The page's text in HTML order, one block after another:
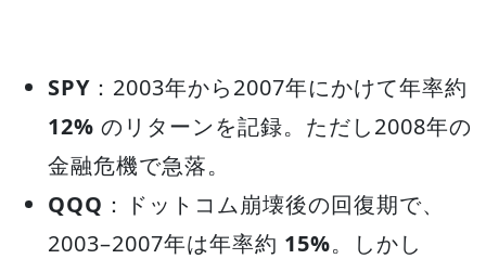
SPY ：2003年から2007年にかけて年率約
12% のリターンを記録。ただし2008年の
金融危機で急落。
QQQ ：ドットコム崩壊後の回復期で、
2003–2007年は年率約 15%。しかし